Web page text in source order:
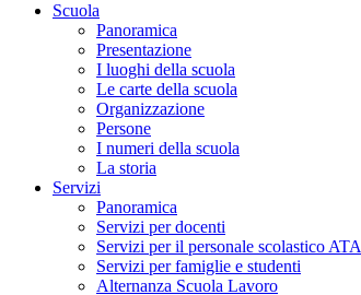
Scuola
Panoramica
Presentazione
I luoghi della scuola
Le carte della scuola
Organizzazione
Persone
I numeri della scuola
La storia
Servizi
Panoramica
Servizi per docenti
Servizi per il personale scolastico ATA
Servizi per famiglie e studenti
Alternanza Scuola Lavoro